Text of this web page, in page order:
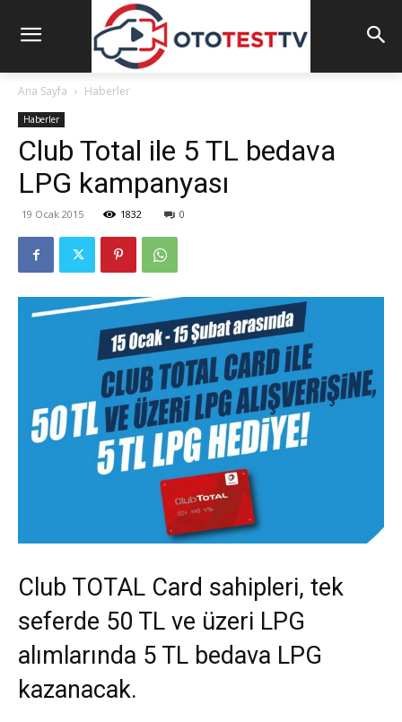
Ana Sayfa Haberler
Haberler
Club Total ile 5 TL bedava
LPG kampanyası
19 Ocak 2015 1832 0
Club TOTAL Card sahipleri, tek
seferde 50 TL ve üzeri LPG
alımlarında 5 TL bedava LPG
kazanacak.